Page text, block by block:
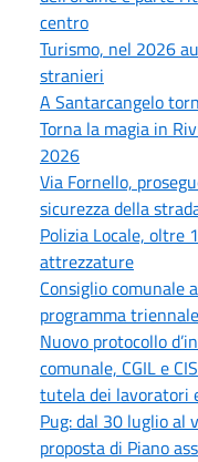
centro
Turismo, nel 2026
stranieri
A Santarcangelo
Torna la magia in
2026
Via Fornello,
sicurezza della
Polizia Locale, oltre
attrezzature
Consiglio comunale
programma
Nuovo protocollo
comunale, CGIL e
tutela dei lavoratori
Pug: dal 30 luglio al
proposta di Piano